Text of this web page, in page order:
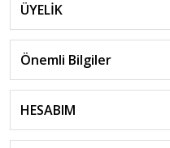
ÜYELİK
Önemli Bilgiler
HESABIM